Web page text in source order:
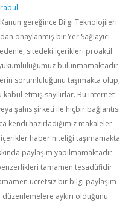
Kanun gereğince Bilgi Teknolojileri
onaylanmış bir Yer Sağlayıcı
sitedeki içerikleri proaktif
bulunmamaktadır.
sorumluluğunu taşımakta olup,
etmiş sayılırlar. Bu internet
şahıs şirketi ile hiçbir bağlantısı
kendi hazırladığımız makaleler
haber niteliği taşımamakta
paylaşım yapılmamaktadır.
tamamen tesadüfidir.
ücretsiz bir bilgi paylaşım
aykırı olduğunu